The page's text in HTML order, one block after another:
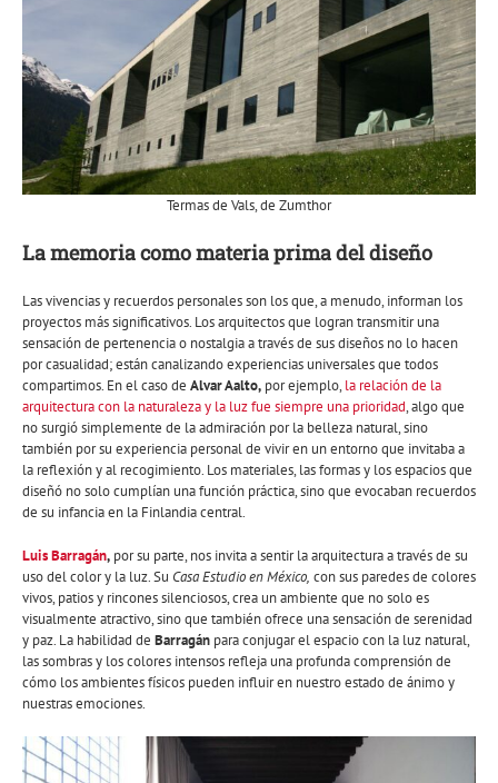
Termas de Vals, de Zumthor
La memoria como materia prima del diseño
Las vivencias y recuerdos personales son los que, a menudo, informan los
proyectos más significativos. Los arquitectos que logran transmitir una
sensación de pertenencia o nostalgia a través de sus diseños no lo hacen
por casualidad; están canalizando experiencias universales que todos
compartimos. En el caso de Alvar Aalto, por ejemplo, la relación de la
arquitectura con la naturaleza y la luz fue siempre una prioridad, algo que
no surgió simplemente de la admiración por la belleza natural, sino
también por su experiencia personal de vivir en un entorno que invitaba a
la reflexión y al recogimiento. Los materiales, las formas y los espacios que
diseñó no solo cumplían una función práctica, sino que evocaban recuerdos
de su infancia en la Finlandia central.
Luis Barragán, por su parte, nos invita a sentir la arquitectura a través de su
uso del color y la luz. Su Casa Estudio en México, con sus paredes de colores
vivos, patios y rincones silenciosos, crea un ambiente que no solo es
visualmente atractivo, sino que también ofrece una sensación de serenidad
y paz. La habilidad de Barragán para conjugar el espacio con la luz natural,
las sombras y los colores intensos refleja una profunda comprensión de
cómo los ambientes físicos pueden influir en nuestro estado de ánimo y
nuestras emociones.